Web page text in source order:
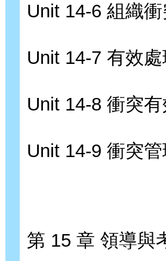
Unit 14-6 組織
Unit 14-7 有效
Unit 14-8 衝突
Unit 14-9 衝突
第 15 章 領導與